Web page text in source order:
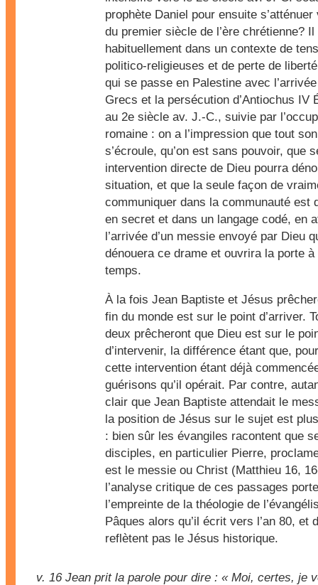
prophète Daniel pour ensuite
du premier siècle de l’ère chrétienne?
habituellement dans un contexte de
politico-religieuses et de perte de
qui se passe en Palestine avec
Grecs et la persécution d’Antiochus IV
au 2e siècle av. J.-C., suivie par
romaine : on a l’impression que tout
s’écroule, qu’on est sans pouvoir, que
intervention directe de Dieu pourra
situation, et que la seule façon de
communiquer dans la communauté est
en secret et dans un langage codé, en
l’arrivée d’un messie envoyé par Dieu
dénouera ce drame et ouvrira la porte
temps.
À la fois Jean Baptiste et Jésus
fin du monde est sur le point d’arriver.
deux prêcheront que Dieu est sur le
d’intervenir, la différence étant que,
cette intervention étant déjà
guérisons qu’il opérait. Par contre,
clair que Jean Baptiste attendait le
la position de Jésus sur le sujet est
: bien sûr les évangiles racontent que
disciples, en particulier Pierre,
est le messie ou Christ (Matthieu 16,
l’analyse critique de ces passages
l’empreinte de la théologie de
Pâques alors qu’il écrit vers l’an 80, et
reflètent pas le Jésus historique.
v. 16Jean prit la parole pour dire : « Moi, certes, je